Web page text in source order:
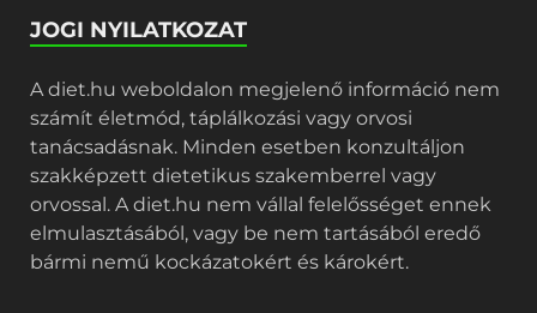
JOGI NYILATKOZAT
A diet.hu weboldalon megjelenő információ nem
számít életmód, táplálkozási vagy orvosi
tanácsadásnak. Minden esetben konzultáljon
szakképzett dietetikus szakemberrel vagy
orvossal. A diet.hu nem vállal felelősséget ennek
elmulasztásából, vagy be nem tartásából eredő
bármi nemű kockázatokért és károkért.